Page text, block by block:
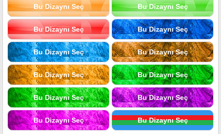
Bu Dizaynı Seç Bu Dizaynı Seç
Bu Dizaynı Seç Bu Dizaynı Seç
Bu Dizaynı Seç Bu Dizaynı Seç
Bu Dizaynı Seç Bu Dizaynı Seç
Bu Dizaynı Seç Bu Dizaynı Seç
Bu Dizaynı Seç Bu Dizaynı Seç